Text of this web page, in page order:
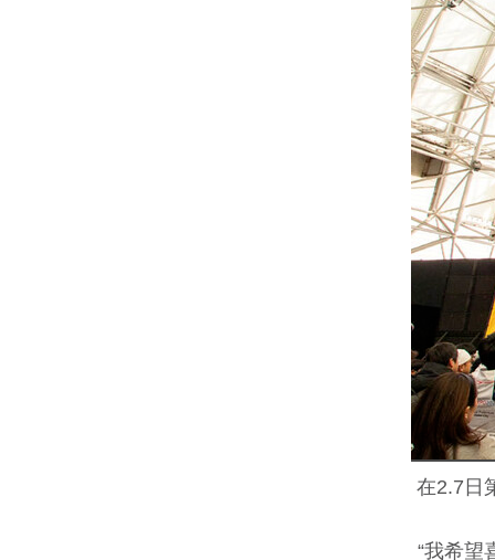
在2.7日
“我希望